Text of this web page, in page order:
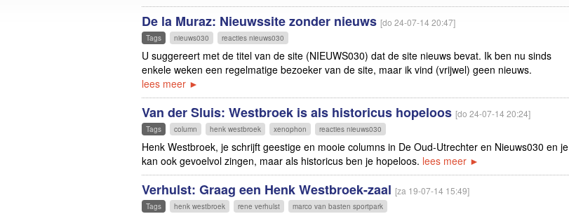
De la Muraz: Nieuwssite zonder nieuws [do 24-07-14 20:47]
Tags nieuws030 reacties nieuws030
U suggereert met de titel van de site (NIEUWS030) dat de site nieuws bevat. Ik ben nu sinds
enkele weken een regelmatige bezoeker van de site, maar ik vind (vrijwel) geen nieuws.
lees meer ►
Van der Sluis: Westbroek is als historicus hopeloos [do 24-07-14 20:24]
Tags column henk westbroek xenophon reacties nieuws030
Henk Westbroek, je schrijft geestige en mooie columns in De Oud-Utrechter en Nieuws030 en je
kan ook gevoelvol zingen, maar als historicus ben je hopeloos. lees meer ►
Verhulst: Graag een Henk Westbroek-zaal [za 19-07-14 15:49]
Tags henk westbroek rene verhulst marco van basten sportpark